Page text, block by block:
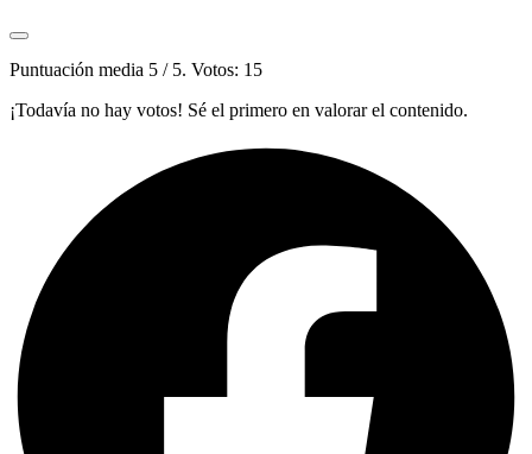
Puntuación media 5 / 5. Votos: 15
¡Todavía no hay votos! Sé el primero en valorar el contenido.